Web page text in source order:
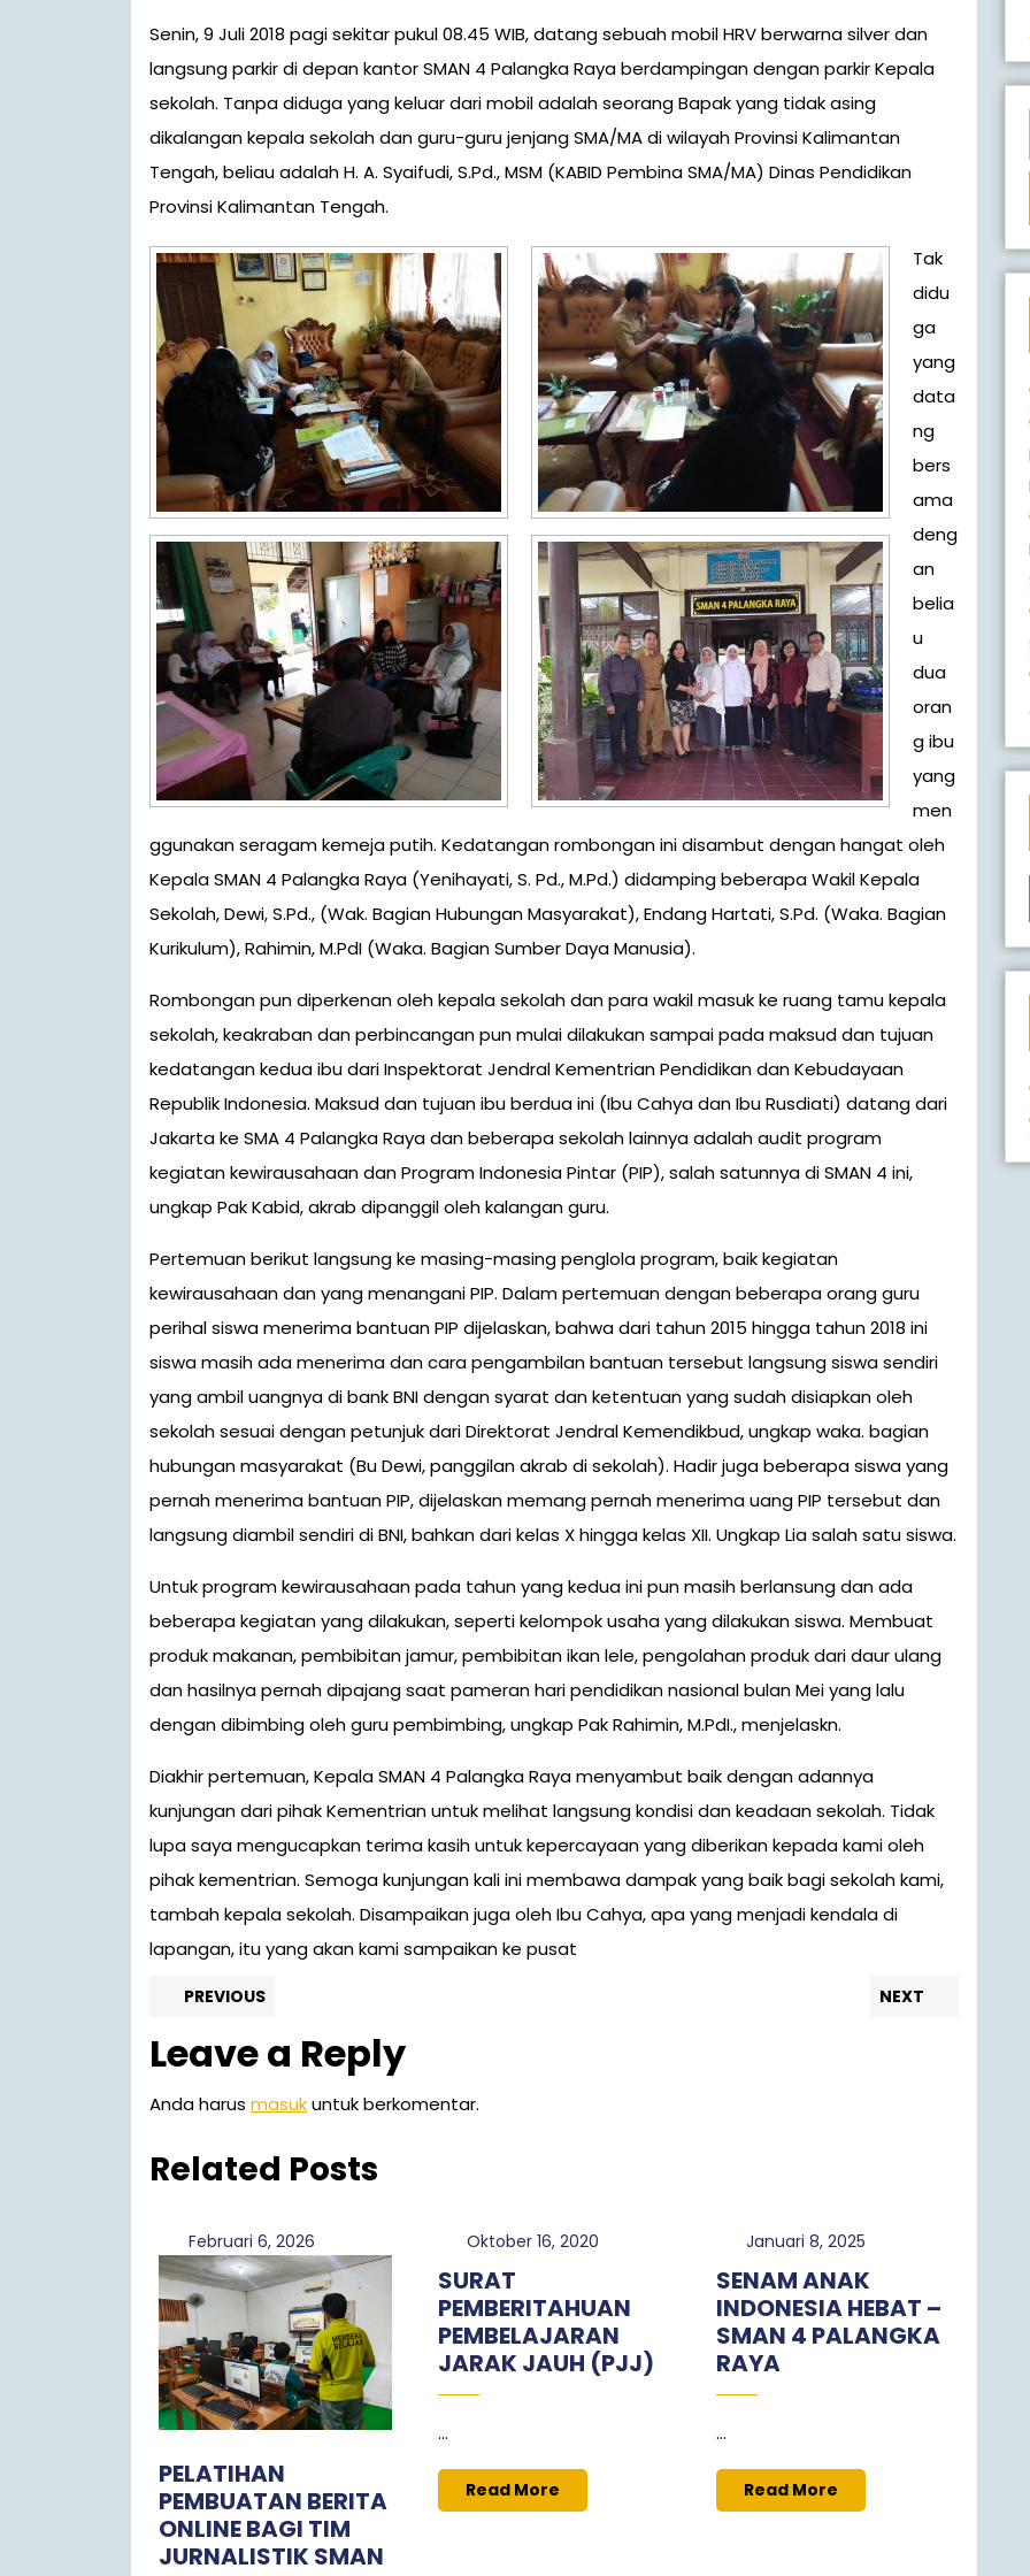
Senin, 9 Juli 2018 pagi sekitar pukul 08.45 WIB, datang sebuah mobil HRV berwarna silver dan
langsung parkir di depan kantor SMAN 4 Palangka Raya berdampingan dengan parkir Kepala
sekolah. Tanpa diduga yang keluar dari mobil adalah seorang Bapak yang tidak asing
dikalangan kepala sekolah dan guru-guru jenjang SMA/MA di wilayah Provinsi Kalimantan
Tengah, beliau adalah H. A. Syaifudi, S.Pd., MSM (KABID Pembina SMA/MA) Dinas Pendidikan
Provinsi Kalimantan Tengah.
Tak
didu
ga
yang
data
ng
bers
ama
deng
an
belia
u
dua
oran
g ibu
yang
men
ggunakan seragam kemeja putih. Kedatangan rombongan ini disambut dengan hangat oleh
Kepala SMAN 4 Palangka Raya (Yenihayati, S. Pd., M.Pd.) didamping beberapa Wakil Kepala
Sekolah, Dewi, S.Pd., (Wak. Bagian Hubungan Masyarakat), Endang Hartati, S.Pd. (Waka. Bagian
Kurikulum), Rahimin, M.PdI (Waka. Bagian Sumber Daya Manusia).
Rombongan pun diperkenan oleh kepala sekolah dan para wakil masuk ke ruang tamu kepala
sekolah, keakraban dan perbincangan pun mulai dilakukan sampai pada maksud dan tujuan
kedatangan kedua ibu dari Inspektorat Jendral Kementrian Pendidikan dan Kebudayaan
Republik Indonesia. Maksud dan tujuan ibu berdua ini (Ibu Cahya dan Ibu Rusdiati) datang dari
Jakarta ke SMA 4 Palangka Raya dan beberapa sekolah lainnya adalah audit program
kegiatan kewirausahaan dan Program Indonesia Pintar (PIP), salah satunnya di SMAN 4 ini,
ungkap Pak Kabid, akrab dipanggil oleh kalangan guru.
Pertemuan berikut langsung ke masing-masing penglola program, baik kegiatan
kewirausahaan dan yang menangani PIP. Dalam pertemuan dengan beberapa orang guru
perihal siswa menerima bantuan PIP dijelaskan, bahwa dari tahun 2015 hingga tahun 2018 ini
siswa masih ada menerima dan cara pengambilan bantuan tersebut langsung siswa sendiri
yang ambil uangnya di bank BNI dengan syarat dan ketentuan yang sudah disiapkan oleh
sekolah sesuai dengan petunjuk dari Direktorat Jendral Kemendikbud, ungkap waka. bagian
hubungan masyarakat (Bu Dewi, panggilan akrab di sekolah). Hadir juga beberapa siswa yang
pernah menerima bantuan PIP, dijelaskan memang pernah menerima uang PIP tersebut dan
langsung diambil sendiri di BNI, bahkan dari kelas X hingga kelas XII. Ungkap Lia salah satu siswa.
Untuk program kewirausahaan pada tahun yang kedua ini pun masih berlansung dan ada
beberapa kegiatan yang dilakukan, seperti kelompok usaha yang dilakukan siswa. Membuat
produk makanan, pembibitan jamur, pembibitan ikan lele, pengolahan produk dari daur ulang
dan hasilnya pernah dipajang saat pameran hari pendidikan nasional bulan Mei yang lalu
dengan dibimbing oleh guru pembimbing, ungkap Pak Rahimin, M.PdI., menjelaskn.
Diakhir pertemuan, Kepala SMAN 4 Palangka Raya menyambut baik dengan adannya
kunjungan dari pihak Kementrian untuk melihat langsung kondisi dan keadaan sekolah. Tidak
lupa saya mengucapkan terima kasih untuk kepercayaan yang diberikan kepada kami oleh
pihak kementrian. Semoga kunjungan kali ini membawa dampak yang baik bagi sekolah kami,
tambah kepala sekolah. Disampaikan juga oleh Ibu Cahya, apa yang menjadi kendala di
lapangan, itu yang akan kami sampaikan ke pusat
Navigasi
pos
PREVIOUS NEXT
Leave a Reply
Anda harus masukuntuk berkomentar.
Related Posts
Februari 6, 2026Februari
6,
2026
PELATIHAN
PEMBUATAN BERITA
ONLINE BAGI TIM
JURNALISTIK SMAN
Oktober 16, 2020
SURAT
PEMBERITAHUAN
PEMBELAJARAN
JARAK JAUH (PJJ)
...
Read MoreRead
More
Januari 8, 2025Januari
2025
SENAM ANAK
INDONESIA HEBAT –
SMAN 4 PALANGKA
RAYA
...
Read More
More